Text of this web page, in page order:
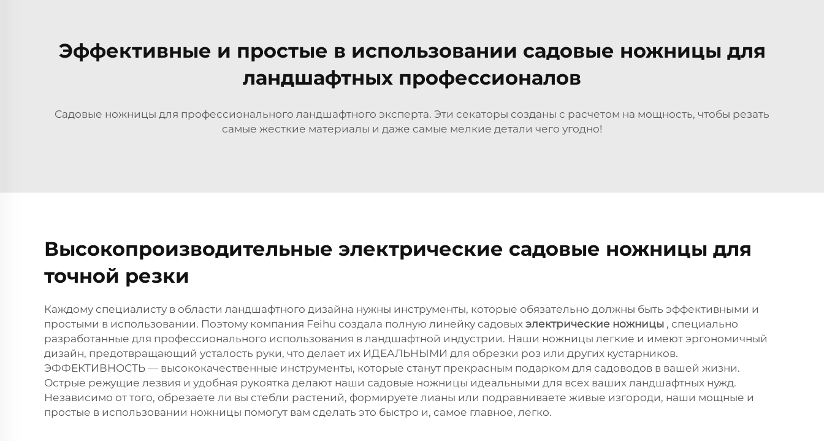
Эффективные и простые в использовании садовые ножницы для
ландшафтных профессионалов
Садовые ножницы для профессионального ландшафтного эксперта. Эти секаторы созданы с расчетом на мощность, чтобы резать
самые жесткие материалы и даже самые мелкие детали чего угодно!
Высокопроизводительные электрические садовые ножницы для
точной резки
Каждому специалисту в области ландшафтного дизайна нужны инструменты, которые обязательно должны быть эффективными и
простыми в использовании. Поэтому компания Feihu создала полную линейку садовых электрические ножницы , специально
разработанные для профессионального использования в ландшафтной индустрии. Наши ножницы легкие и имеют эргономичный
дизайн, предотвращающий усталость руки, что делает их ИДЕАЛЬНЫМИ для обрезки роз или других кустарников.
ЭФФЕКТИВНОСТЬ — высококачественные инструменты, которые станут прекрасным подарком для садоводов в вашей жизни.
Острые режущие лезвия и удобная рукоятка делают наши садовые ножницы идеальными для всех ваших ландшафтных нужд.
Независимо от того, обрезаете ли вы стебли растений, формируете лианы или подравниваете живые изгороди, наши мощные и
простые в использовании ножницы помогут вам сделать это быстро и, самое главное, легко.